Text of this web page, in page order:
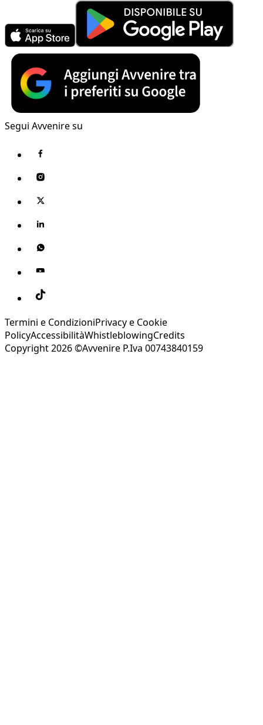
Segui Avvenire su
Termini e CondizioniPrivacy e Cookie
PolicyAccessibilitàWhistleblowingCredits
Copyright 2026 ©Avvenire P.Iva 00743840159